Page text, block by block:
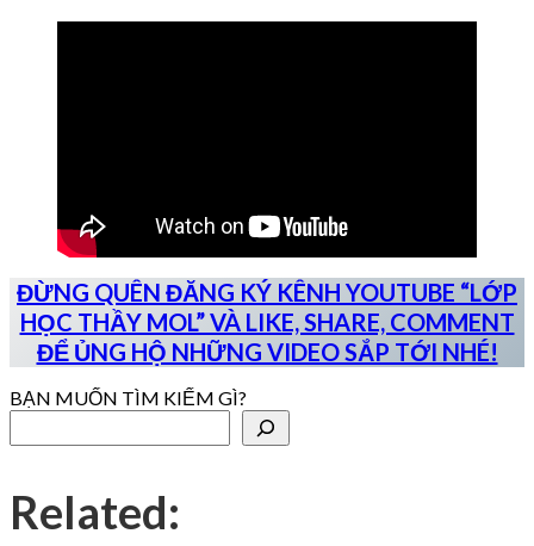
ĐỪNG QUÊN ĐĂNG KÝ KÊNH YOUTUBE “LỚP
HỌC THẦY MOL” VÀ LIKE, SHARE, COMMENT
ĐỂ ỦNG HỘ NHỮNG VIDEO SẮP TỚI NHÉ!
BẠN MUỐN TÌM KIẾM GÌ?
Related: